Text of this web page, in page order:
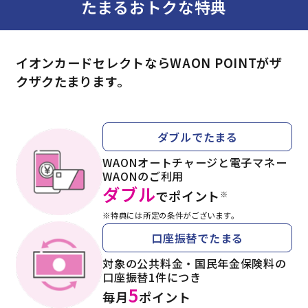
たまるおトクな特典
イオンカードセレクトならWAON POINTがザ
クザクたまります。
ダブルでたまる
WAONオートチャージと電子マネー
WAONのご利用
ダブルでポイント ※
※特典には所定の条件がございます。
口座振替でたまる
対象の公共料金・国民年金保険料の
口座振替1件につき
毎月5ポイント